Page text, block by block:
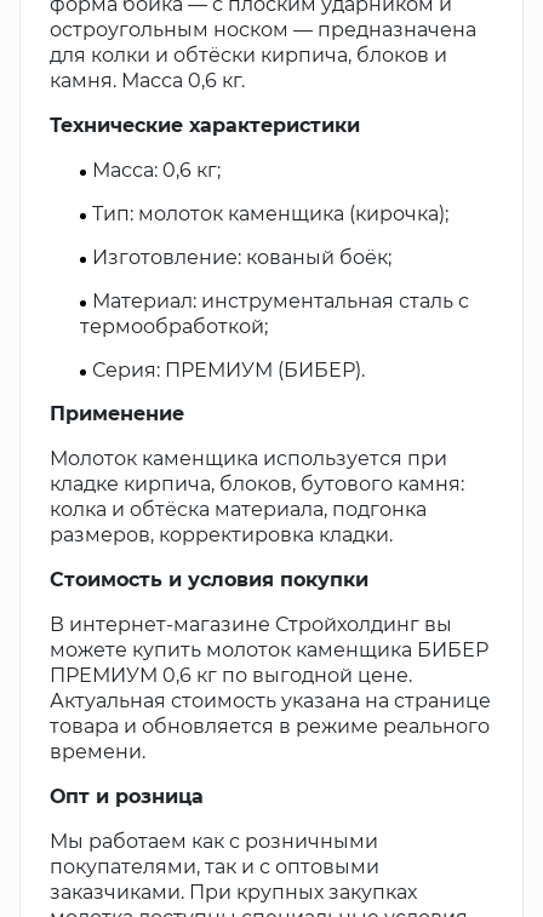
форма бойка — с плоским ударником и
остроугольным носком — предназначена
для колки и обтёски кирпича, блоков и
камня. Масса 0,6 кг.
Технические характеристики
Масса: 0,6 кг;
Тип: молоток каменщика (кирочка);
Изготовление: кованый боёк;
Материал: инструментальная сталь с
термообработкой;
Серия: ПРЕМИУМ (БИБЕР).
Применение
Молоток каменщика используется при
кладке кирпича, блоков, бутового камня:
колка и обтёска материала, подгонка
размеров, корректировка кладки.
Стоимость и условия покупки
В интернет-магазине Стройхолдинг вы
можете купить молоток каменщика БИБЕР
ПРЕМИУМ 0,6 кг по выгодной цене.
Актуальная стоимость указана на странице
товара и обновляется в режиме реального
времени.
Опт и розница
Мы работаем как с розничными
покупателями, так и с оптовыми
заказчиками. При крупных закупках